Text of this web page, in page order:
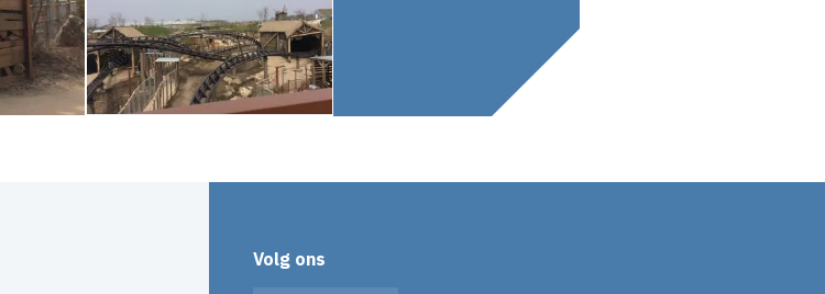
Volg ons